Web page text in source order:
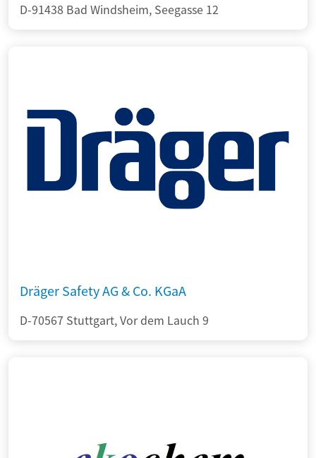
D-91438 Bad Windsheim, Seegasse 12
Dräger Safety AG & Co. KGaA
D-70567 Stuttgart, Vor dem Lauch 9